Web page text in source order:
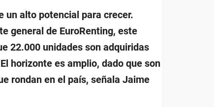
un alto potencial para crecer.
general de EuroRenting, este
22.000 unidades son adquiridas
horizonte es amplio, dado que son
rondan en el país, señala Jaime